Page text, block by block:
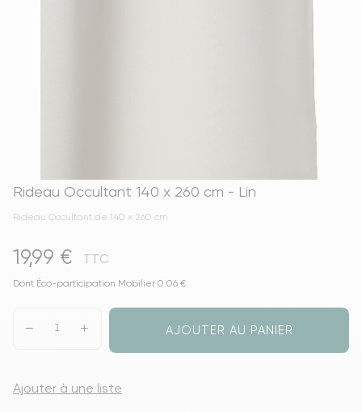
Rideau Occultant 140 x 260 cm - Lin
Rideau Occultant de 140 x 260 cm
19,99 € TTC
Dont Éco-participation Mobilier 0.06 €
AJOUTER AU PANIER
Ajouter à une liste